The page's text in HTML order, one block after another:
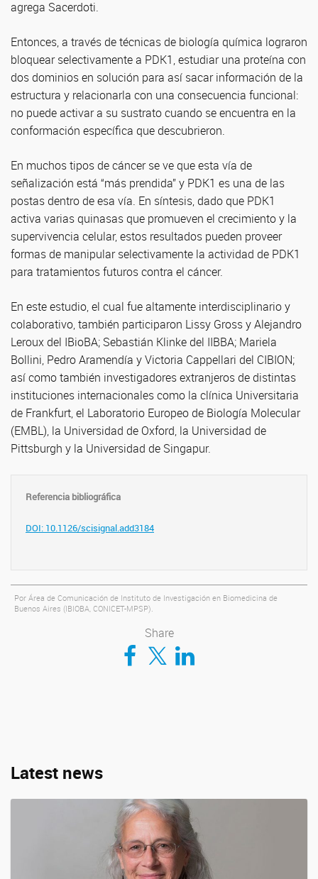
agrega Sacerdoti.
Entonces, a través de técnicas de biología química lograron
bloquear selectivamente a PDK1, estudiar una proteína con
dos dominios en solución para así sacar información de la
estructura y relacionarla con una consecuencia funcional:
no puede activar a su sustrato cuando se encuentra en la
conformación específica que descubrieron.
En muchos tipos de cáncer se ve que esta vía de
señalización está “más prendida” y PDK1 es una de las
postas dentro de esa vía. En síntesis, dado que PDK1
activa varias quinasas que promueven el crecimiento y la
supervivencia celular, estos resultados pueden proveer
formas de manipular selectivamente la actividad de PDK1
para tratamientos futuros contra el cáncer.
En este estudio, el cual fue altamente interdisciplinario y
colaborativo, también participaron Lissy Gross y Alejandro
Leroux del IBioBA; Sebastián Klinke del IIBBA; Mariela
Bollini, Pedro Aramendía y Victoria Cappellari del CIBION;
así como también investigadores extranjeros de distintas
instituciones internacionales como la clínica Universitaria
de Frankfurt, el Laboratorio Europeo de Biología Molecular
(EMBL), la Universidad de Oxford, la Universidad de
Pittsburgh y la Universidad de Singapur.
Referencia bibliográfica
DOI: 10.1126/scisignal.add3184
Por Área de Comunicación de Instituto de Investigación en Biomedicina de
Buenos Aires (IBIOBA, CONICET-MPSP).
Share
Compartir en Facebook
Compartir en TwitterCompartir en LinkedIn
Latest news